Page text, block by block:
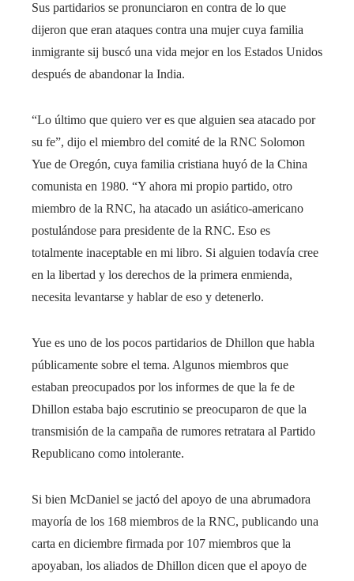
Sus partidarios se pronunciaron en contra de lo que
dijeron que eran ataques contra una mujer cuya familia
inmigrante sij buscó una vida mejor en los Estados Unidos
después de abandonar la India.
“Lo último que quiero ver es que alguien sea atacado por
su fe”, dijo el miembro del comité de la RNC Solomon
Yue de Oregón, cuya familia cristiana huyó de la China
comunista en 1980. “Y ahora mi propio partido, otro
miembro de la RNC, ha atacado un asiático-americano
postulándose para presidente de la RNC. Eso es
totalmente inaceptable en mi libro. Si alguien todavía cree
en la libertad y los derechos de la primera enmienda,
necesita levantarse y hablar de eso y detenerlo.
Yue es uno de los pocos partidarios de Dhillon que habla
públicamente sobre el tema. Algunos miembros que
estaban preocupados por los informes de que la fe de
Dhillon estaba bajo escrutinio se preocuparon de que la
transmisión de la campaña de rumores retratara al Partido
Republicano como intolerante.
Si bien McDaniel se jactó del apoyo de una abrumadora
mayoría de los 168 miembros de la RNC, publicando una
carta en diciembre firmada por 107 miembros que la
apoyaban, los aliados de Dhillon dicen que el apoyo de